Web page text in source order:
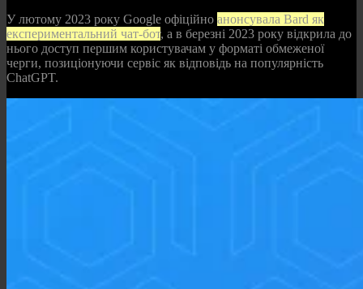
У лютому 2023 року Google офіційно анонсувала Bard як
експериментальний чат‑бот, а в березні 2023 року відкрила до
нього доступ першим користувачам у форматі обмеженої
черги, позиціонуючи сервіс як відповідь на популярність
ChatGPT.